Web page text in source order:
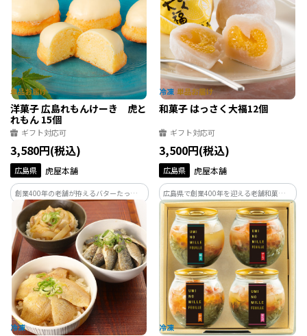
ツ。4種類×各2個のセット
桃太郎編、ホワイトエール 鬼神温羅編の6
本セットです。
洋菓子 広島れもんけーき 虎と
れもん 15個
ギフト対応可
3,580円(税込)
広島県 虎屋本舗
創業400年の老舗が拵えるバターたっぷり
の広島れもんけーき。
和菓子 はっさく大福12個
ギフト対応可
3,500円(税込)
広島県 虎屋本舗
広島県で創業400年を迎える老舗和菓子屋
が拵える人気のフルーツ大福。八朔の果
実をまるごと謹製白あんと求肥で優しく
包みました。